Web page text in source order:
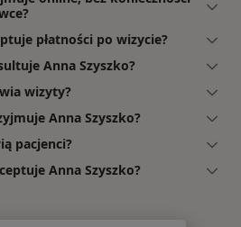
płatności po wizycie?
Anna Szyszko?
wizyty?
Anna Szyszko?
pacjenci?
Anna Szyszko?